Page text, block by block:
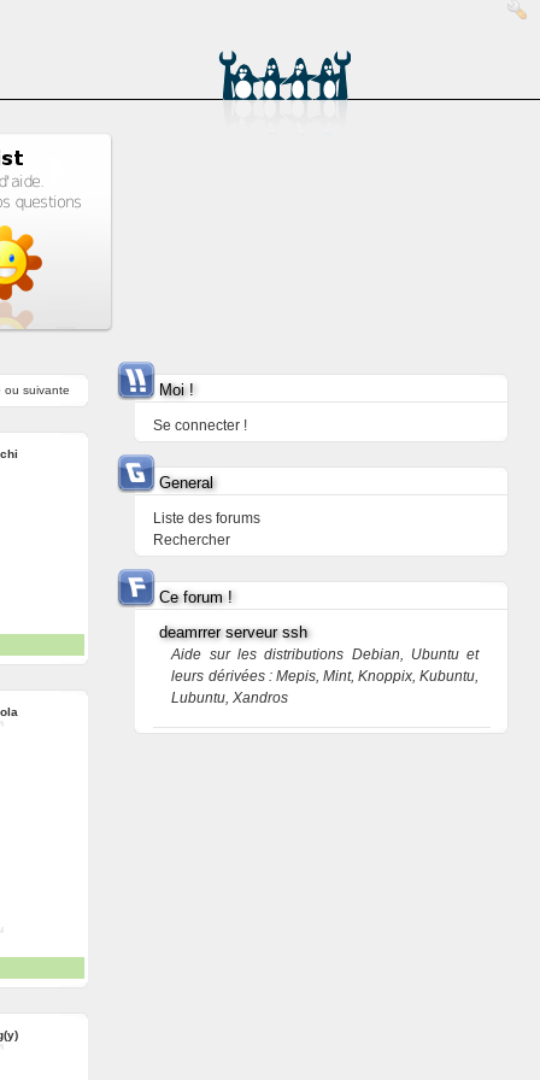
ou suivante Moi !
Se connecter !
General
Liste des forums
Rechercher
Ce forum !
deamrrer serveur ssh
Aide sur les distributions Debian, Ubuntu et
leurs dérivées : Mepis, Mint, Knoppix, Kubuntu,
Lubuntu, Xandros